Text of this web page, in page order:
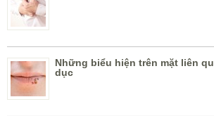
Những biểu hiện trên mặt liên
dục